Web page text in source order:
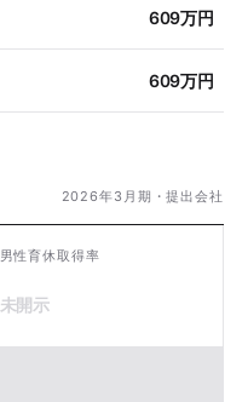
609万円
609万円
2026年3月期・提出会社
男性育休取得率
未開示